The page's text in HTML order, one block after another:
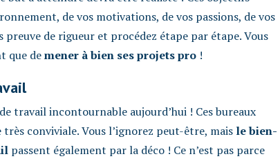
de vos motivations, de vos passions, de vos
preuve de rigueur et procédez étape par étape. Vous
que demener à bien ses projets pro !
travail incontournable aujourd’hui ! Ces bureaux
conviviale. Vous l’ignorez peut-être, mais le bien-
passent également par la déco ! Ce n’est pas parce